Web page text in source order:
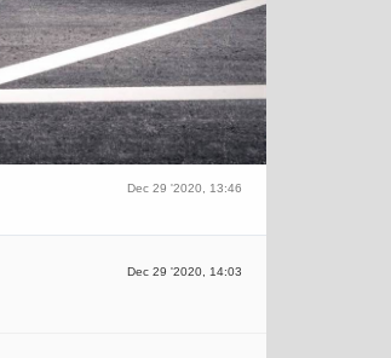
Dec 29 '2020, 13:46
Dec 29 '2020, 14:03